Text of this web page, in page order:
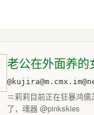
老公在外面养的
＝莉莉目前正在狂暴鸿
了，魂器 @pinkskies